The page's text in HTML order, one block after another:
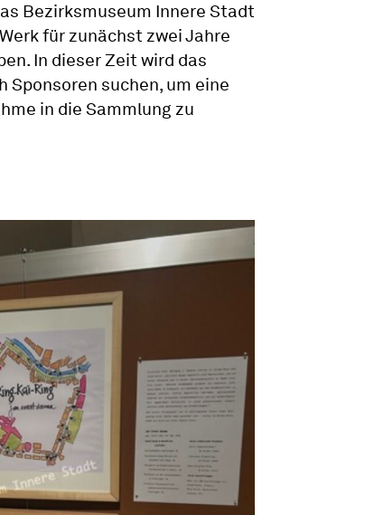
Bezirksmuseum Innere Stadt
für zunächst zwei Jahre
In dieser Zeit wird das
Sponsoren suchen, um eine
in die Sammlung zu